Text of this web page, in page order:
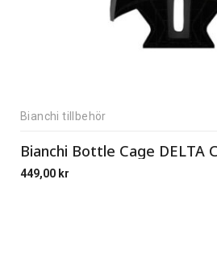
Bianchi tillbehör
Bianchi Bottle Cage DELTA
449,00 kr